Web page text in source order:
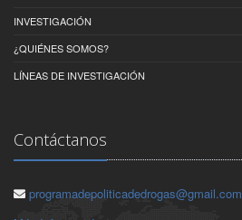
INVESTIGACIÓN
¿QUIÉNES SOMOS?
LÍNEAS DE INVESTIGACIÓN
Contáctanos
programadepoliticadedrogas@gmail.com